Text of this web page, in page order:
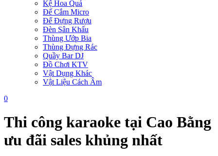
Kệ Hoa Quả
Đế Cắm Micro
Đế Đựng Rượu
Đèn Sân Khấu
Thùng Ướp Bia
Thùng Đựng Rác
Quầy Bar DJ
Đồ Chơi KTV
Vật Dụng Khác
Vật Liệu Cách Âm
0
Thi công karaoke tại Cao Bằng
ưu đãi sales khủng nhất